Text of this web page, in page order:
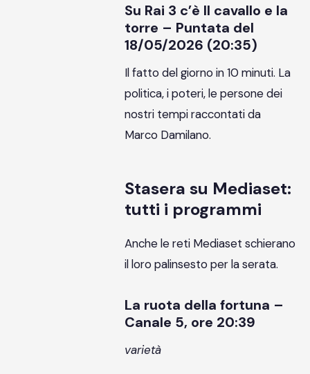
Su Rai 3 c’è Il cavallo e la
torre – Puntata del
18/05/2026 (20:35)
Il fatto del giorno in 10 minuti. La
politica, i poteri, le persone dei
nostri tempi raccontati da
Marco Damilano.
Stasera su Mediaset:
tutti i programmi
Anche le reti Mediaset schierano
il loro palinsesto per la serata.
La ruota della fortuna –
Canale 5, ore 20:39
varietà